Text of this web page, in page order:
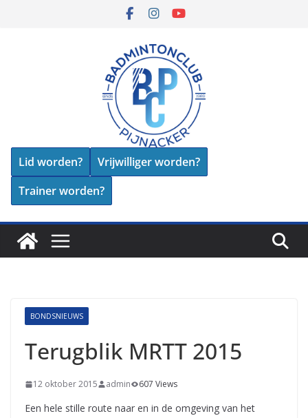
Lid worden?
Vrijwilliger worden?
Trainer worden?
BONDSNIEUWS
Terugblik MRTT 2015
12 oktober 2015 admin 607 Views
Een hele stille route naar en in de omgeving van het